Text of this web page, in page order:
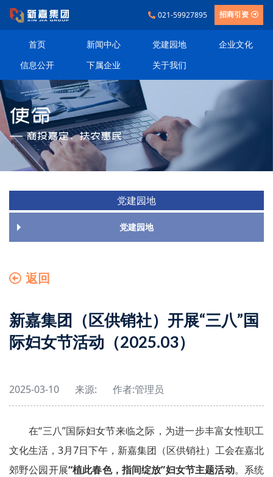
021-59927895 招商引资
首页 新闻中心 党建园地
企业文化
信息公开
下属企业 关于我们
党建园地
党建园地
返回
新嘉集团（区供销社）开展“三八”国
际妇女节活动（2025.03）
2025-03-10 来源: 作者:管理员
在“三八”国际妇女节来临之际，为进一步丰富女性职工
文化生活，3月7日下午，新嘉集团（区供销社）工会在嘉北
郊野公园开展“植此春色，指间绽放”妇女节主题活动。系统